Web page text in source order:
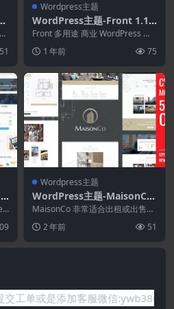
51
Wordpress主题
WordPress主题-Front 1.1.3
3–多用途商业WordPress主
题
Front 多用途 商业 WordPress 主
完...1 年前 75
Wordpress主题
WordPress主题-MaisonCo
2.0.4–单一房产WordPress
主题
MaisonCo 非常适合出租或出售公
寓、房屋、别墅、农舍和原始房屋
的单一房产和...
2 年前 51
,欢迎提交工单或是添加客服微信